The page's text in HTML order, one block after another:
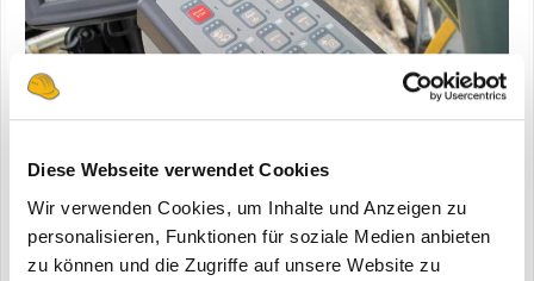
Diese Webseite verwendet Cookies
Wir verwenden Cookies, um Inhalte und Anzeigen zu
personalisieren, Funktionen für soziale Medien anbieten
zu können und die Zugriffe auf unsere Website zu